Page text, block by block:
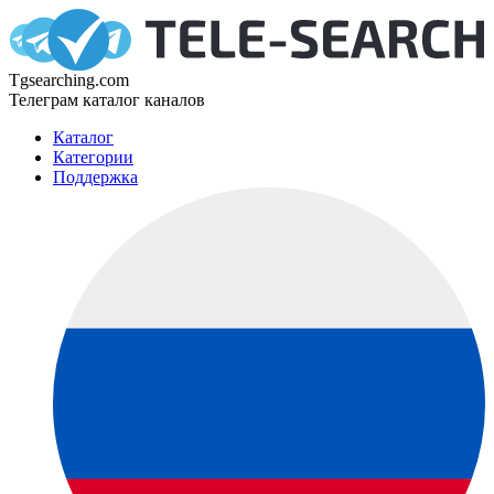
Tgsearching.com
Телеграм каталог каналов
Каталог
Категории
Поддержка